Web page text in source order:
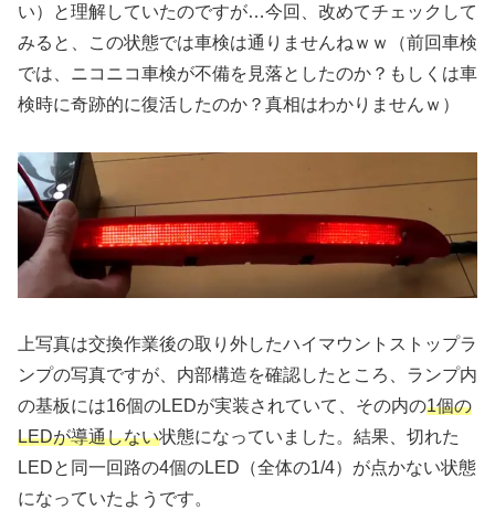
い）と理解していたのですが…今回、改めてチェックして
みると、この状態では車検は通りませんねｗｗ（前回車検
では、ニコニコ車検が不備を見落としたのか？もしくは車
検時に奇跡的に復活したのか？真相はわかりませんｗ）
上写真は交換作業後の取り外したハイマウントストップラ
ンプの写真ですが、内部構造を確認したところ、ランプ内
の基板には16個のLEDが実装されていて、その内の1個の
LEDが導通しない状態になっていました。結果、切れた
LEDと同一回路の4個のLED（全体の1/4）が点かない状態
になっていたようです。